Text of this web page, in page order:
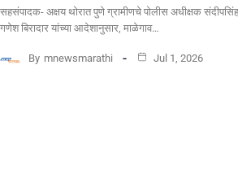
सहसंपादक- अक्षय थोरात पुणे ग्रामीणचे पोलीस अधीक्षक
गणेश बिरादार यांच्या आदेशानुसार, माळेगाव…
By mnewsmarathi Jul 1, 2026